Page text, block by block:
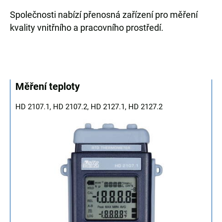
Společnosti nabízí přenosná zařízení pro měření
kvality vnitřního a pracovního prostředí.
Měření teploty
HD 2107.1, HD 2107.2, HD 2127.1, HD 2127.2